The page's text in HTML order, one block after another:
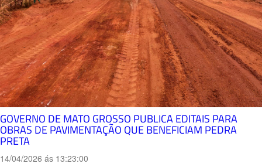
GOVERNO DE MATO GROSSO PUBLICA EDITAIS PARA
OBRAS DE PAVIMENTAÇÃO QUE BENEFICIAM PEDRA
PRETA
14/04/2026 ás 13:23:00